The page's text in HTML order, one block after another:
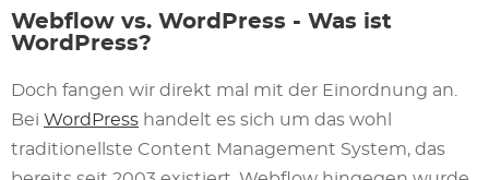
Webflow vs. WordPress - Was ist
WordPress?
Doch fangen wir direkt mal mit der Einordnung an.
Bei WordPress handelt es sich um das wohl
traditionellste Content Management System, das